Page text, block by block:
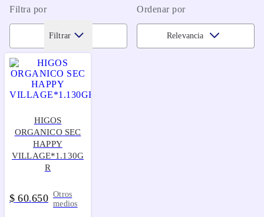
Filtra por Ordenar por
Filtrar Relevancia
HIGOS
ORGANICO SEC
HAPPY
VILLAGE*1.130G
R
$ 60.650 Otros
medios